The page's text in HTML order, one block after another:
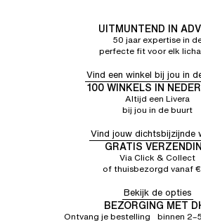
UITMUNTEND IN
50 jaar expertise in
perfecte fit voor elk
Vind een winkel bij jou in
100 WINKELS IN
Altijd een Livera
bij jou in de buurt
Vind jouw dichtsbijzijnde
GRATIS
Via Click & Collect
of thuisbezorgd vanaf
Bekijk de opties
BEZORGING MET
Ontvang je bestelling binnen